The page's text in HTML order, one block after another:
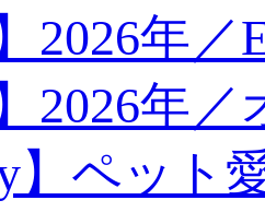
2026年／
2026年
】ペット